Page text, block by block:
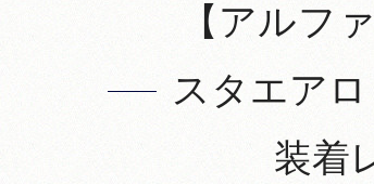
【アルフ
スタエア
装着